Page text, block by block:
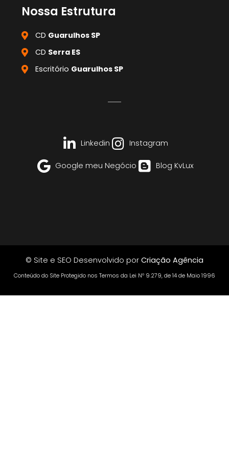
Nossa Estrutura
CD Guarulhos SP
CD Serra ES
Escritório Guarulhos SP
Linkedin Instagram
Google meu Negócio Blog KvLux
© Site e SEO Desenvolvido por Criação Agência
Conteúdo do Site Protegido nos Termos da Lei Nº 9.279, de 14 de Maio 1996